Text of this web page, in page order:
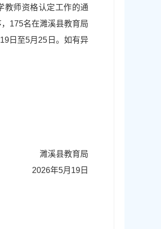
教师资格认定工作的通
175名在濉溪县教育局
日至5月25日。如有异
濉溪县教育局
2026年5月19日